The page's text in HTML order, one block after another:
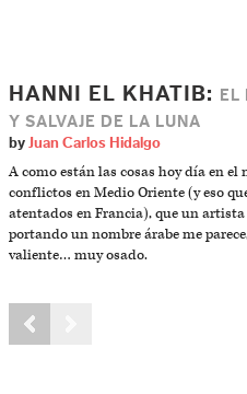
HANNI EL KHATIB:
EL
Y SALVAJE DE LA LUNA
by Juan Carlos Hidalgo
A como están las cosas hoy día en
conflictos en Medio Oriente (y eso
atentados en Francia), que un
portando un nombre árabe me
valiente… muy osado.